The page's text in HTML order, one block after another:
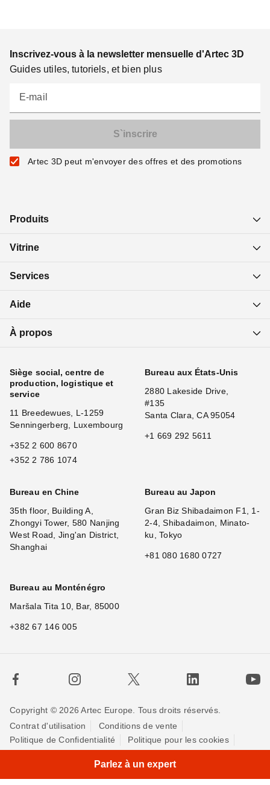
Hi! What |
×
Inscrivez-vous à la newsletter mensuelle d'Artec 3D
Guides utiles, tutoriels, et bien plus
E-mail
Artec 3D peut m'envoyer des offres et des promotions
Produits
Vitrine
Services
Aide
À propos
Siège social, centre de
production, logistique et
service
11 Breedewues, L-1259
Senningerberg, Luxembourg
+352 2 600 8670
+352 2 786 1074
Bureau aux États-Unis
2880 Lakeside Drive,
#135
Santa Clara, CA 95054
+1 669 292 5611
Bureau en Chine
35th floor, Building A,
Zhongyi Tower, 580 Nanjing
West Road, Jing'an District,
Shanghai
Bureau au Japon
Gran Biz Shibadaimon F1, 1-
2-4, Shibadaimon, Minato-
ku, Tokyo
+81 080 1680 0727
Bureau au Monténégro
Maršala Tita 10, Bar, 85000
+382 67 146 005
Copyright © 2026 Artec Europe. Tous droits réservés.
Contrat d'utilisation
Conditions de vente
Politique de Confidentialité
Politique pour les cookies
Parlez à un expert